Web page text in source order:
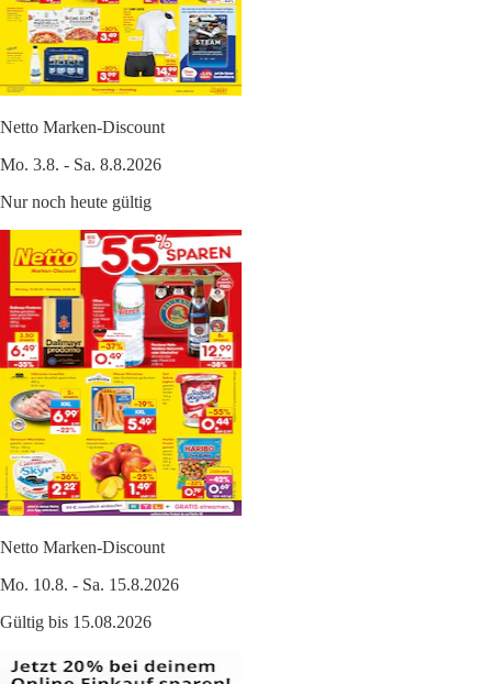
Netto Marken-Discount
Mo. 3.8. - Sa. 8.8.2026
Nur noch heute gültig
Netto Marken-Discount
Mo. 10.8. - Sa. 15.8.2026
Gültig bis 15.08.2026